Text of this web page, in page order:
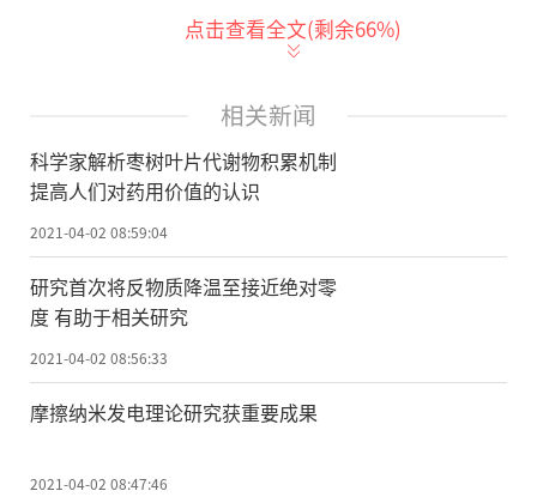
据悉，枣叶具有较高营养价值和药用价
谢物却缺乏系统和动态的研究。
此研究使用超高效液相色谱/串联质谱法
研究了紫色叶芽和绿色成熟叶的初级和次级
代谢产物。从枣叶中总共鉴定出778种代谢
物，类黄酮类物质是叶芽与成熟叶片之间主
要的差异代谢物，并且类黄酮类物质决定了
紫色叶芽的色泽。 转录组测序表明20种类黄
酮结构基因和三种主要类型的类黄酮调节基
酮类物质的积累。(作者：陈彬)
点击查看全文(剩余66%)
相关新闻
科学家解析枣树叶片代谢物积累机制
提高人们对药用价值的认识
2021-04-02 08:59:04
研究首次将反物质降温至接近绝对零
度 有助于相关研究
2021-04-02 08:56:33
摩擦纳米发电理论研究获重要成果
2021-04-02 08:47:46